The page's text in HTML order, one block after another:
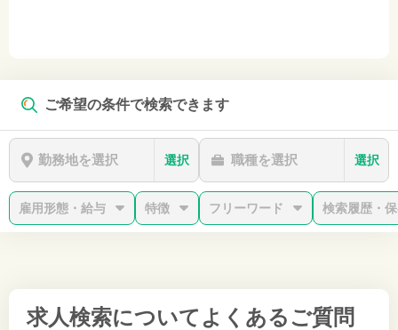
ご希望の条件で検索できます
勤務地を選択 選択 職種を選択 選択
雇用形態・給与 特徴 フリーワード 検索履歴・
求人検索について よくあるご質問